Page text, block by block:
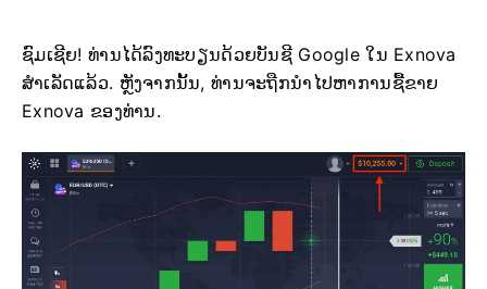
ຊົມເຊີຍ! ທ່ານໄດ້ລົງທະບຽນດ້ວຍບັນຊີ Google ໃນ Exnova
ສຳເລັດແລ້ວ. ຫຼັງຈາກນັ້ນ, ທ່ານຈະຖືກນໍາໄປຫາການຊື້ຂາຍ
Exnova ຂອງທ່ານ.